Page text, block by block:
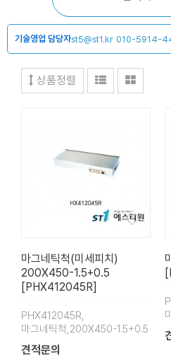
기술영업 담당자st5@st1.kr 010-5914-
상품정렬
마그네틱척(미세피치)
200X450-1.5+0.5
[PHX412045R]
PHX412045R,
마그네틱척,200X450-1.5+0.5
견적문의